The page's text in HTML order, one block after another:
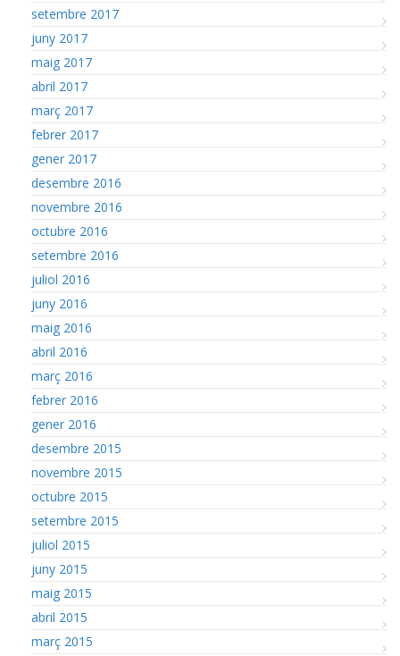
setembre 2017
juny 2017
maig 2017
abril 2017
març 2017
febrer 2017
gener 2017
desembre 2016
novembre 2016
octubre 2016
setembre 2016
juliol 2016
juny 2016
maig 2016
abril 2016
març 2016
febrer 2016
gener 2016
desembre 2015
novembre 2015
octubre 2015
setembre 2015
juliol 2015
juny 2015
maig 2015
abril 2015
març 2015